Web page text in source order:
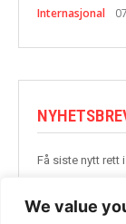
We value
Internasjonal
Få siste nytt rett